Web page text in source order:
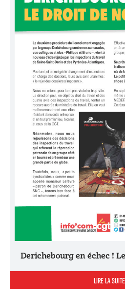
Derichebourg en échec !
LIRE LA SUITE